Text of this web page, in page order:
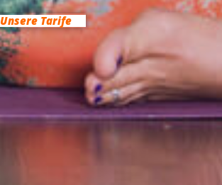
Unsere Tarife